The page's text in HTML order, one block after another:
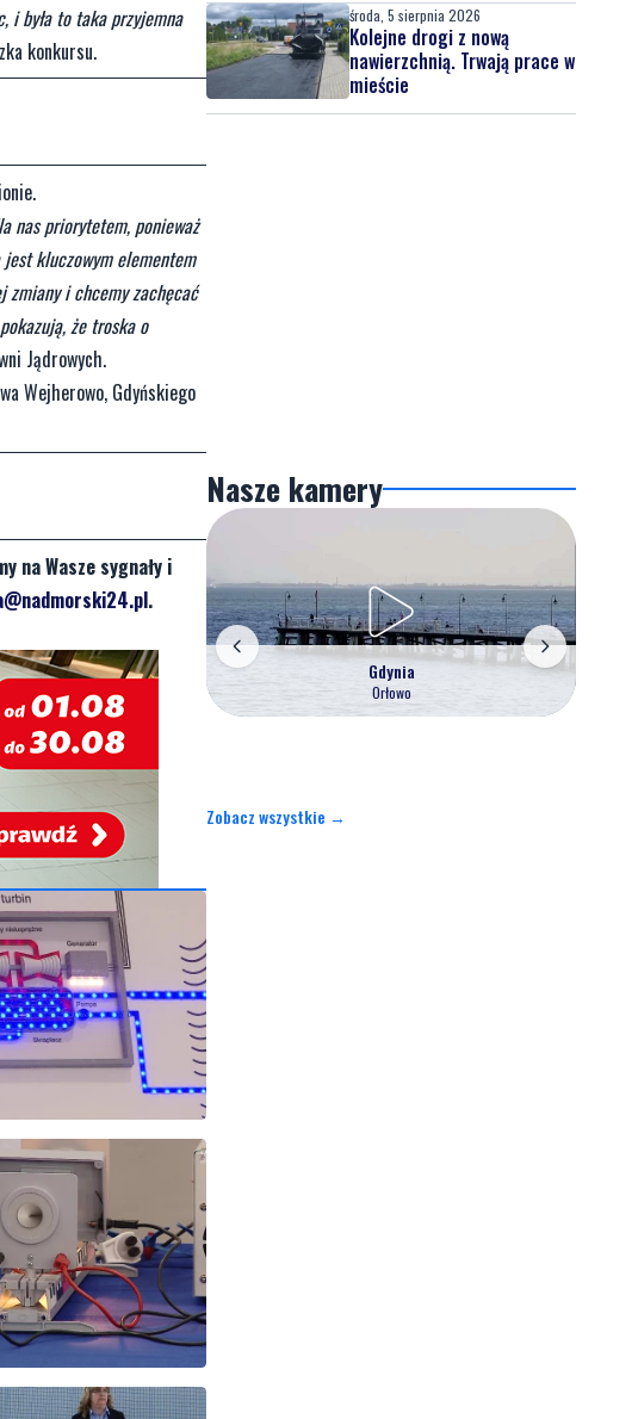
i była to taka przyjemna
konkursu.
nas priorytetem, ponieważ
jest kluczowym elementem
i chcemy zachęcać
że troska o
Jądrowych.
Wejherowo, Gdyńskiego
na Wasze sygnały i
.
środa, 5 sierpnia 2026
Kolejne drogi z nową
nawierzchnią. Trwają prace w
mieście
Nasze kamery
Gdynia
Orłowo
Zobacz wszystkie →